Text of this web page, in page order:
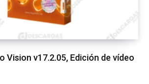
Vision v17.2.05, Edición de vídeo